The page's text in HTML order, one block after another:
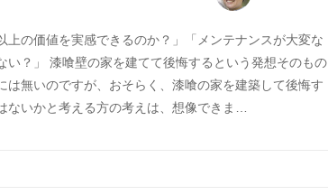
上の価値を実感できるのか？」「メンテナンスが大変な
い？」 漆喰壁の家を建てて後悔するという発想そのもの
は無いのですが、おそらく、漆喰の家を建築して後悔す
ないかと考える方の考えは、想像できま…